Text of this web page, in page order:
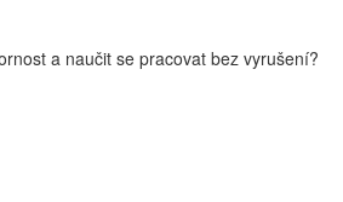
a naučit se pracovat bez vyrušení?